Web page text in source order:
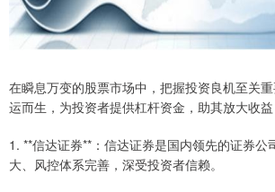
在瞬息万变的股票市场中，把握投资良机至关
运而生，为投资者提供杠杆资金，助其放大收益
1. **信达证券**：信达证券是国内领先的证券公
大、风控体系完善，深受投资者信赖。